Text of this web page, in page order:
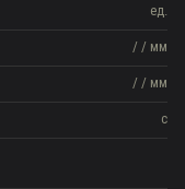
ед.
/ / мм
/ / мм
с